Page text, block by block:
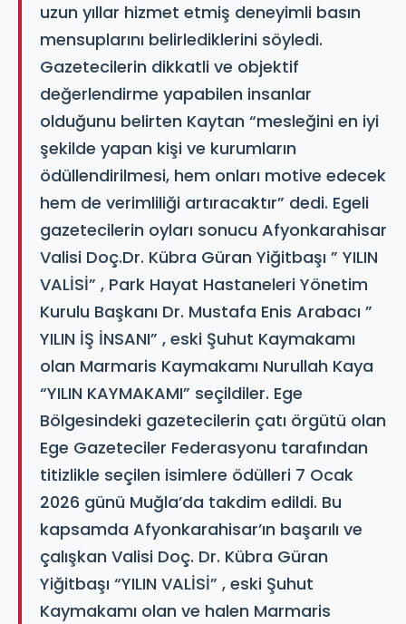
uzun yıllar hizmet etmiş deneyimli basın
mensuplarını belirlediklerini söyledi.
Gazetecilerin dikkatli ve objektif
değerlendirme yapabilen insanlar
olduğunu belirten Kaytan “mesleğini en iyi
şekilde yapan kişi ve kurumların
ödüllendirilmesi, hem onları motive edecek
hem de verimliliği artıracaktır” dedi. Egeli
gazetecilerin oyları sonucu Afyonkarahisar
Valisi Doç.Dr. Kübra Güran Yiğitbaşı ” YILIN
VALİSİ” , Park Hayat Hastaneleri Yönetim
Kurulu Başkanı Dr. Mustafa Enis Arabacı ”
YILIN İŞ İNSANI” , eski Şuhut Kaymakamı
olan Marmaris Kaymakamı Nurullah Kaya
“YILIN KAYMAKAMI” seçildiler. Ege
Bölgesindeki gazetecilerin çatı örgütü olan
Ege Gazeteciler Federasyonu tarafından
titizlikle seçilen isimlere ödülleri 7 Ocak
2026 günü Muğla’da takdim edildi. Bu
kapsamda Afyonkarahisar’ın başarılı ve
çalışkan Valisi Doç. Dr. Kübra Güran
Yiğitbaşı “YILIN VALİSİ” , eski Şuhut
Kaymakamı olan ve halen Marmaris